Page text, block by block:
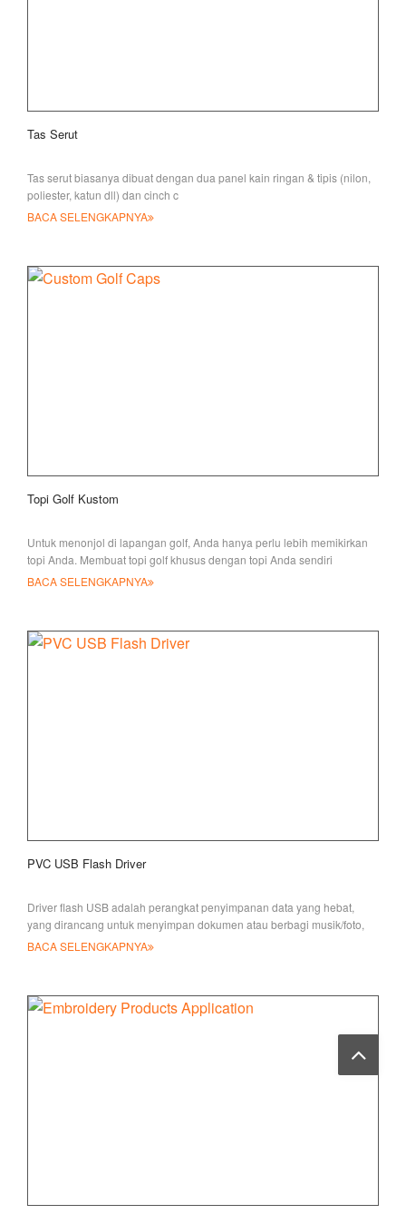
Tas Serut
Tas serut biasanya dibuat dengan dua panel kain ringan & tipis (nilon,
poliester, katun dll) dan cinch c
BACA SELENGKAPNYA
Topi Golf Kustom
Untuk menonjol di lapangan golf, Anda hanya perlu lebih memikirkan
topi Anda. Membuat topi golf khusus dengan topi Anda sendiri
BACA SELENGKAPNYA
PVC USB Flash Driver
Driver flash USB adalah perangkat penyimpanan data yang hebat,
yang dirancang untuk menyimpan dokumen atau berbagi musik/foto,
membuat hadiah hebat atau
BACA SELENGKAPNYA